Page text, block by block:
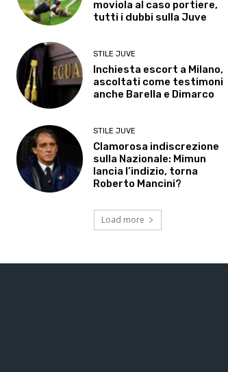
moviola al caso portiere,
tutti i dubbi sulla Juve
STILE JUVE
Inchiesta escort a Milano,
ascoltati come testimoni
anche Barella e Dimarco
STILE JUVE
Clamorosa indiscrezione
sulla Nazionale: Mimun
lancia l’indizio, torna
Roberto Mancini?
Load more